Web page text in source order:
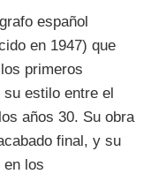
español
en 1947) que
primeros
estilo entre el
años 30. Su obra
final, y su
los